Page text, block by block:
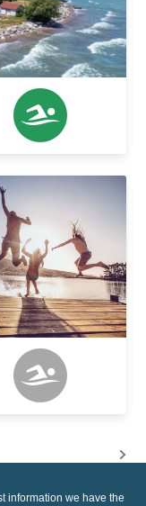
information we have the